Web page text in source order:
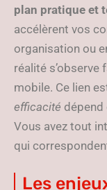
plan pratique et
accélèrent vos
organisation ou
réalité s’observe
mobile. Ce lien
efficacité dépend
Vous avez tout
qui
Les